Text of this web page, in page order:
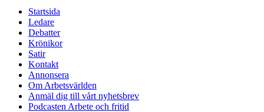
Startsida
Ledare
Debatter
Krönikor
Satir
Kontakt
Annonsera
Om Arbetsvärlden
Anmäl dig till vårt nyhetsbrev
Podcasten Arbete och fritid